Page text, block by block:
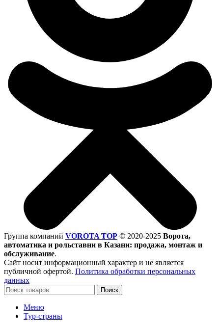
Группа компаний VOROTA TOP © 2020-2025 Ворота,
автоматика и рольставни в Казани: продажа, монтаж и
обслуживание.
Сайт носит информационный характер и не является
публичной офертой. Политика обработки персональных
данных
Поиск
Меню
Тур-страны